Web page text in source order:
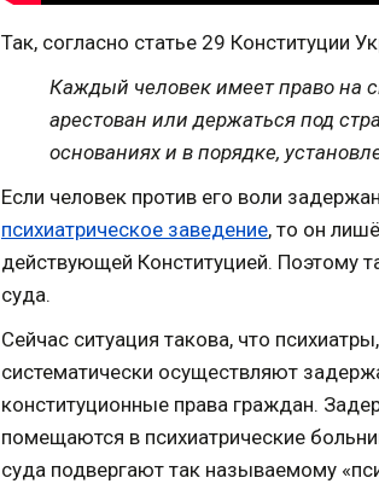
Так, согласно статье 29 Конституции
Каждый человек имеет право на
арестован или держаться под
основаниях и в порядке,
Если человек против его воли
психиатрическое заведение, то он
действующей Конституцией. Поэтому
суда.
Сейчас ситуация такова, что
систематически осуществляют
конституционные права граждан.
помещаются в психиатрические
суда подвергают так называемому